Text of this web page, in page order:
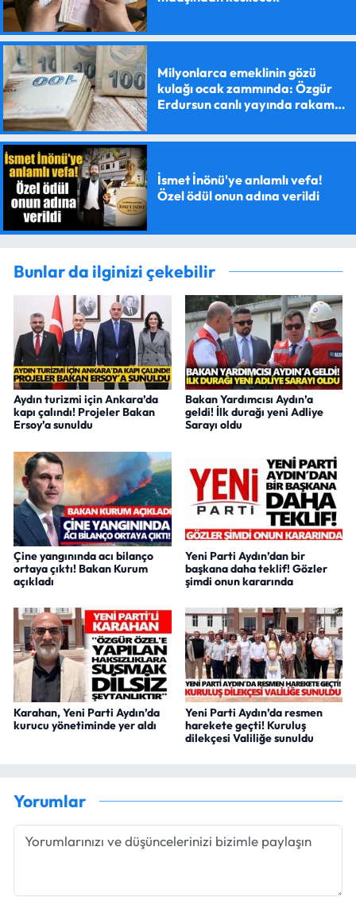
Milyonlarca emeklinin gözü
kulağı ocak zammında: Özgür
Erdursun canlı yayında rakam
İsmet İnönü'ye anlamlı vefa!
Özel ödül onun adına verildi
Bunlar da ilginizi çekebilir
Aydın turizmi için Ankara’da
kapı çalındı! Projeler Bakan
Ersoy’a sunuldu
Bakan Yardımcısı Aydın’a
geldi! İlk durağı yeni Adliye
Sarayı oldu
Çine yangınında acı bilanço
ortaya çıktı! Bakan Kurum
açıkladı
Yeni Parti Aydın’dan bir
başkana daha teklif! Gözler
şimdi onun kararında
Karahan, Yeni Parti Aydın’da
kurucu yönetiminde yer aldı
Yeni Parti Aydın’da resmen
harekete geçti! Kuruluş
dilekçesi Valiliğe sunuldu
Yorumlar